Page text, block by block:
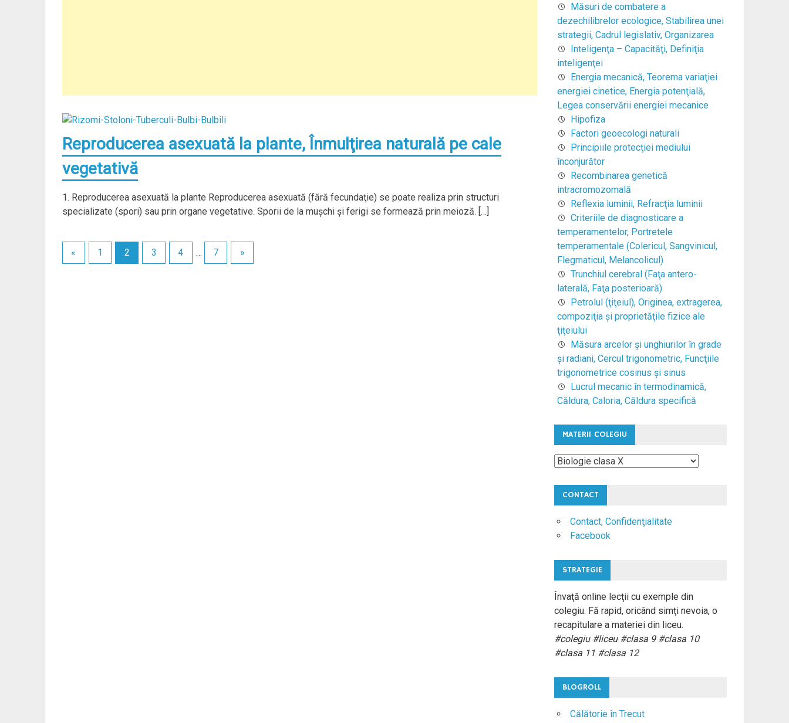
Reproducerea asexuată la plante, Înmulţirea naturală pe cale
vegetativă
1. Reproducerea asexuată la plante Reproducerea asexuată (fără fecundaţie) se poate realiza prin structuri
specializate (spori) sau prin organe vegetative. Sporii de la muşchi şi ferigi se formează prin meioză. […]
« 1 2 3 4 … 7 »
Măsuri de combatere a
dezechilibrelor ecologice, Stabilirea unei
strategii, Cadrul legislativ, Organizarea
Inteligenţa – Capacităţi, Definiţia
inteligenţei
Energia mecanică, Teorema variaţiei
energiei cinetice, Energia potenţială,
Legea conservării energiei mecanice
Hipofiza
Factori geoecologi naturali
Principiile protecţiei mediului
înconjurător
Recombinarea genetică
intracromozomală
Reflexia luminii, Refracţia luminii
Criteriile de diagnosticare a
temperamentelor, Portretele
temperamentale (Colericul, Sangvinicul,
Flegmaticul, Melancolicul)
Trunchiul cerebral (Faţa antero-
laterală, Faţa posterioară)
Petrolul (ţiţeiul), Originea, extragerea,
compoziţia şi proprietăţile fizice ale
ţiţeiului
Măsura arcelor şi unghiurilor în grade
şi radiani, Cercul trigonometric, Funcţiile
trigonometrice cosinus şi sinus
Lucrul mecanic în termodinamică,
Căldura, Caloria, Căldura specifică
MATERII COLEGIU
Materii
CONTACT
Contact, Confidenţialitate
Facebook
STRATEGIE
Învaţă online lecţii cu exemple din
colegiu. Fă rapid, oricând simţi nevoia, o
recapitulare a materiei din liceu.
#colegiu #liceu #clasa 9 #clasa 10
#clasa 11 #clasa 12
BLOGROLL
Călătorie în Trecut